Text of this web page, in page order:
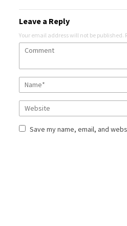
Leave a Reply
Your email address will not be published.
Save my name, email, and